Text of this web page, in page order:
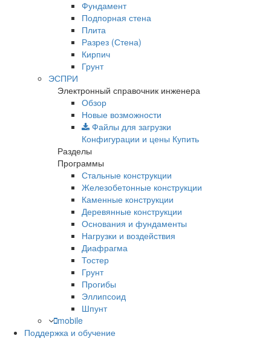
Фундамент
Подпорная стена
Плита
Разрез (Стена)
Кирпич
Грунт
ЭСПРИ
Электронный справочник инженера
Обзор
Новые возможности
Файлы для загрузки
Конфигурации и цены Купить
Разделы
Программы
Стальные конструкции
Железобетонные конструкции
Каменные конструкции
Деревянные конструкции
Основания и фундаменты
Нагрузки и воздействия
Диафрагма
Тостер
Грунт
Прогибы
Эллипсоид
Шпунт
mobile
Поддержка и обучение